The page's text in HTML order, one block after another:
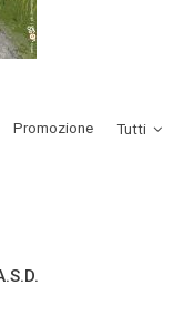
Tutti
­Promozione